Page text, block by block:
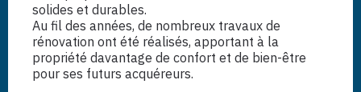
solides et durables.
Au fil des années, de nombreux travaux de
rénovation ont été réalisés, apportant à la
propriétédavantage de confort et de bien-être
pour ses futurs acquéreurs.